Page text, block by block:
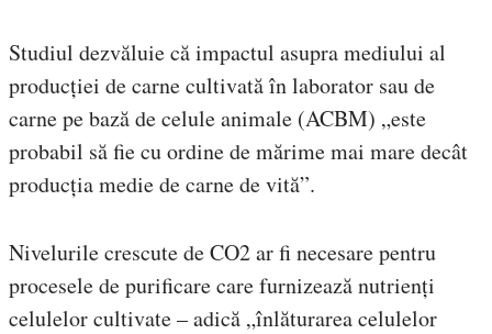
Studiul dezvăluie că impactul asupra mediului al
producției de carne cultivată în laborator sau de
carne pe bază de celule animale (ACBM) „este
probabil să fie cu ordine de mărime mai mare decât
producția medie de carne de vită”.
Nivelurile crescute de CO2 ar fi necesare pentru
procesele de purificare care furnizează nutrienți
celulelor cultivate – adică „înlăturarea celulelor